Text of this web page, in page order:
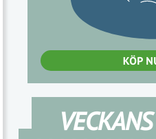
VECKANS